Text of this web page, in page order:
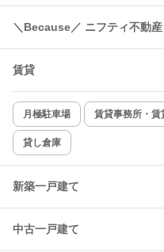
コンロ2口以上
新着のみ
該当件数:
8
＼Because／ ニフティ不動産
賃貸
月極駐車場 賃貸事務所・賃
貸し倉庫
新築一戸建て
中古一戸建て